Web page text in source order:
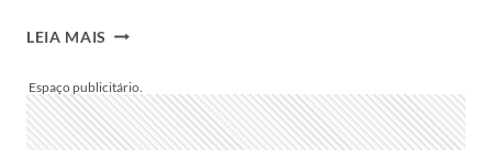
LEIA MAIS CONFERÊNCIA
–
TALENTOS
NEGROS